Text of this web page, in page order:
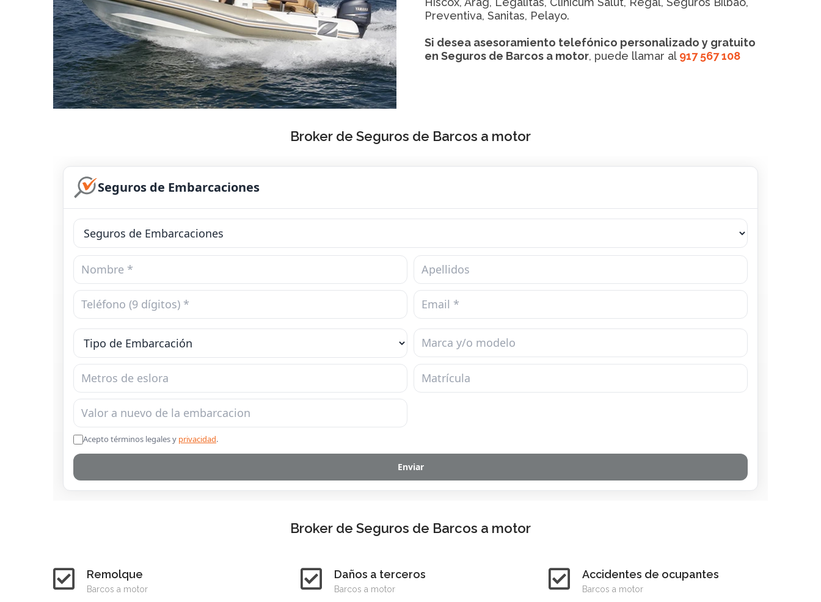
Preventiva, Sanitas, Pelayo.
Si desea asesoramiento telefónico personalizado y gratuito
en Seguros de Barcos a motor, puede llamar al 917 567 108
Broker de Seguros de Barcos a motor
Broker de Seguros de Barcos a motor
Remolque
Barcos a motor
Daños a terceros
Barcos a motor
Accidentes de ocupantes
Barcos a motor